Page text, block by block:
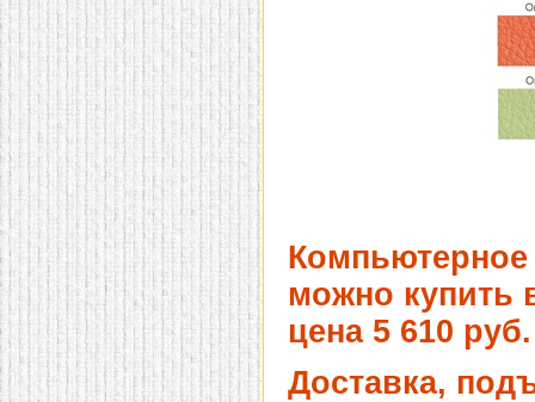
Компьютерное
можно купить
цена 5 610 руб.
Доставка,